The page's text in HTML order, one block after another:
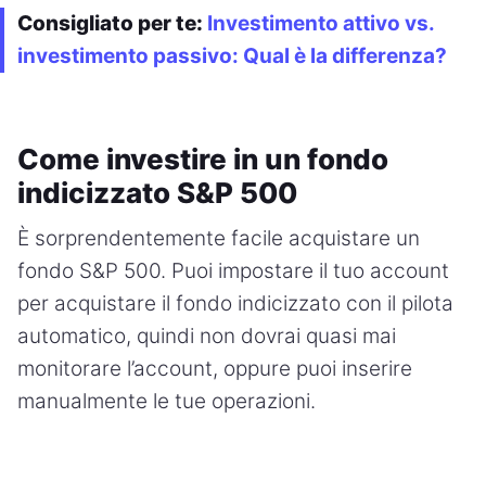
Consigliato per te: Investimento attivo vs.
investimento passivo: Qual è la differenza?
Come investire in un fondo
indicizzato S&P 500
È sorprendentemente facile acquistare un
fondo S&P 500. Puoi impostare il tuo account
per acquistare il fondo indicizzato con il pilota
automatico, quindi non dovrai quasi mai
monitorare l’account, oppure puoi inserire
manualmente le tue operazioni.